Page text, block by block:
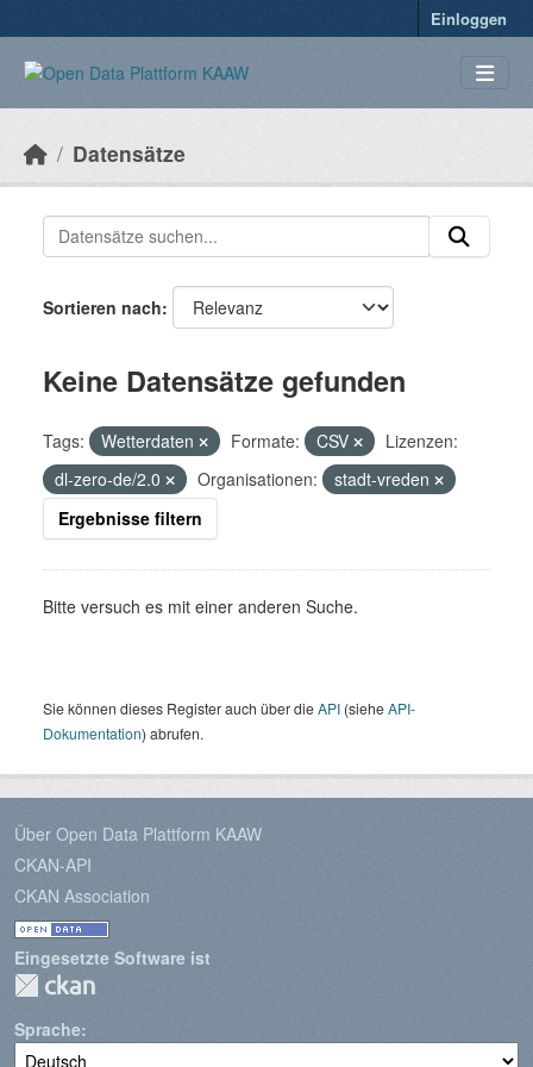
Einloggen
Datensätze
Sortieren nach
Keine Datensätze gefunden
Tags: Wetterdaten Formate: CSV
Lizenzen:
dl-zero-de/2.0
Organisationen:
stadt-vreden
Ergebnisse filtern
Bitte versuch es mit einer anderen Suche.
Sie können dieses Register auch über dieAPI (sieheAPI-
Dokumentation) abrufen.
Über Open Data Plattform KAAW
CKAN-API
CKAN Association
Eingesetzte Software ist
Sprache